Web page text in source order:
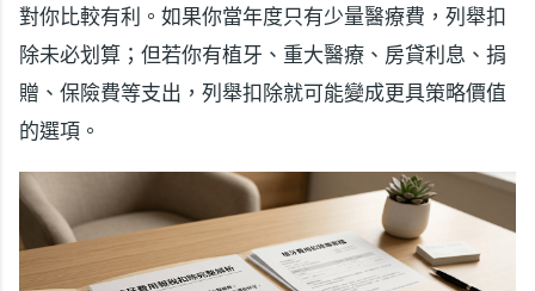
對你比較有利。如果你當年度只有少量醫療費，列舉扣
除未必划算；但若你有植牙、重大醫療、房貸利息、捐
贈、保險費等支出，列舉扣除就可能變成更具策略價值
的選項。